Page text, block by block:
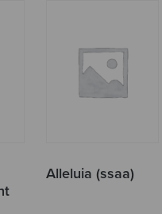
Alleluia (ssaa)